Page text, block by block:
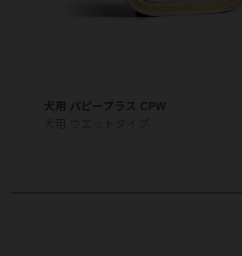
犬用 パピープラス CPW
犬用 ウエットタイプ